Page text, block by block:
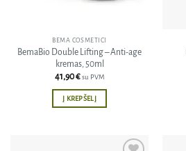
BEMA COSMETICI
BemaBio Double Lifting – Anti-age
kremas, 50ml
41,90€ su PVM
Į KREPŠELĮ